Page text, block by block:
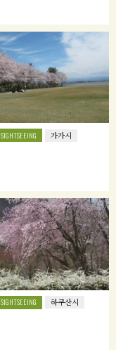
SIGHTSEEING 가가시
SIGHTSEEING 하쿠산시